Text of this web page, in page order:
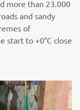
more than 23.000
and sandy
of
start to +0°C close